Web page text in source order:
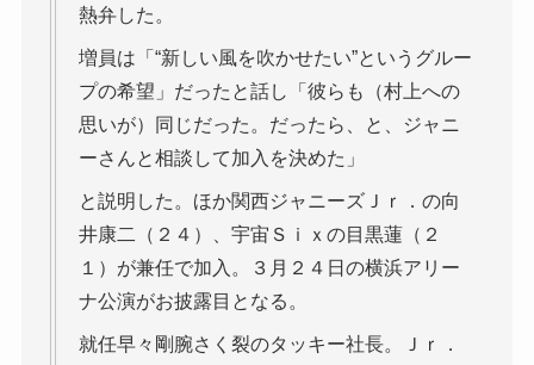
熱弁した。
増員は「“新しい風を吹かせたい”というグルー
プの希望」だったと話し「彼らも（村上への
思いが）同じだった。だったら、と、ジャニ
ーさんと相談して加入を決めた」
と説明した。ほか関西ジャニーズＪｒ．の向
井康二（２４）、宇宙Ｓｉｘの目黒蓮（２
１）が兼任で加入。３月２４日の横浜アリー
ナ公演がお披露目となる。
就任早々剛腕さく裂のタッキー社長。Ｊｒ．